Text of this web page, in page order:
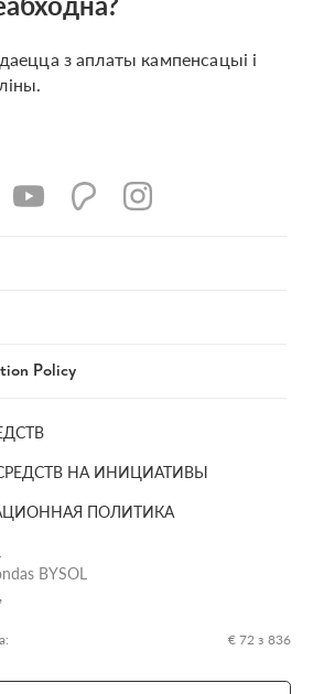
з аплаты кампенсацыі і
€ 72 з 836
НА ИНИЦИАТИВЫ
ПОЛИТИКА
BYSOL
Policy